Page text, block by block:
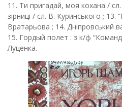
11. Ти пригадай, моя кохана /
зірниці / сл. В. Куринського ;
Вратарьова ; 14. Дніпровський
15. Гордый полет : з к/ф
Луценка.